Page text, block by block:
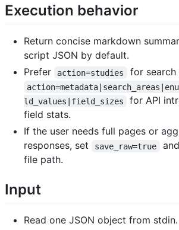
Execution behavior
Return concise markdown
script JSON by default.
Prefer
action=studies for search
ld_values|field_sizes
for API
field stats.
If the user needs full pages or
responses, set
save_raw=true
file path.
Input
Read one JSON object from stdin.